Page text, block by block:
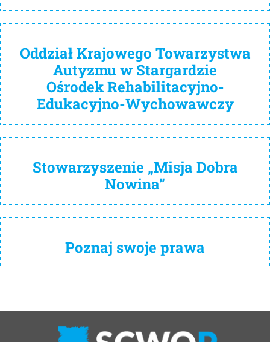
Oddział Krajowego Towarzystwa
Autyzmu w Stargardzie
Ośrodek Rehabilitacyjno-
Edukacyjno-Wychowawczy
Stowarzyszenie „Misja Dobra
Nowina”
Poznaj swoje prawa